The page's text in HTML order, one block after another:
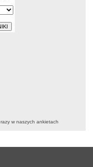
razy w naszych ankietach